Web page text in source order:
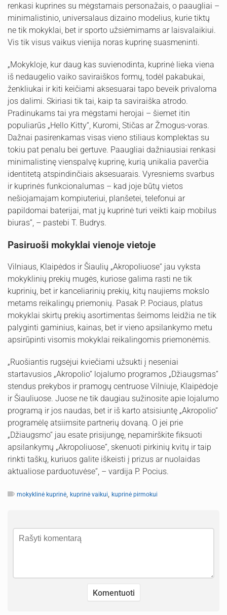
renkasi kuprines su mėgstamais personažais, o paaugliai –
minimalistinio, universalaus dizaino modelius, kurie tiktų
ne tik mokyklai, bet ir sporto užsiėmimams ar laisvalaikiui.
Vis tik visus vaikus vienija noras kuprinę suasmeninti.
„Mokykloje, kur daug kas suvienodinta, kuprinė lieka viena
iš nedaugelio vaiko saviraiškos formų, todėl pakabukai,
ženkliukai ir kiti keičiami aksesuarai tapo beveik privaloma
jos dalimi. Skiriasi tik tai, kaip ta saviraiška atrodo.
Pradinukams tai yra mėgstami herojai – šiemet itin
populiarūs „Hello Kitty“, Kuromi, Stičas ar Žmogus-voras.
Dažnai pasirenkamas visas vieno stiliaus komplektas su
tokiu pat penalu bei gertuve. Paaugliai dažniausiai renkasi
minimalistinę vienspalvę kuprinę, kurią unikalia paverčia
identitetą atspindinčiais aksesuarais. Vyresniems svarbus
ir kuprinės funkcionalumas – kad joje būtų vietos
nešiojamajam kompiuteriui, planšetei, telefonui ar
papildomai baterijai, mat jų kuprinė turi veikti kaip mobilus
biuras“, – pastebi T. Budrys.
Pasiruoši mokyklai vienoje vietoje
Vilniaus, Klaipėdos ir Šiaulių „Akropoliuose“ jau vyksta
mokyklinių prekių mugės, kuriose galima rasti ne tik
kuprinių, bet ir kanceliarinių prekių, kitų naujiems mokslo
metams reikalingų priemonių. Pasak P. Pociaus, platus
mokyklai skirtų prekių asortimentas šeimoms leidžia ne tik
palyginti gaminius, kainas, bet ir vieno apsilankymo metu
apsirūpinti visomis mokyklai reikalingomis priemonėmis.
„Ruošiantis rugsėjui kviečiami užsukti į neseniai
startavusios „Akropolio“ lojalumo programos „Džiaugsmas“
stendus prekybos ir pramogų centruose Vilniuje, Klaipėdoje
ir Šiauliuose. Juose ne tik daugiau sužinosite apie lojalumo
programą ir jos naudas, bet ir iš karto atsisiuntę „Akropolio“
programėlę atsiimsite partnerių dovaną. O jei prie
„Džiaugsmo“ jau esate prisijungę, nepamirškite fiksuoti
apsilankymų „Akropoliuose“, skenuoti pirkinių kvitų ir taip
rinkti taškų, kuriuos galite iškeisti į prizus ar nuolaidas
aktualiose parduotuvėse“, – vardija P. Pocius.
mokyklinė kuprinė, kuprinė vaikui, kuprinė pirmokui